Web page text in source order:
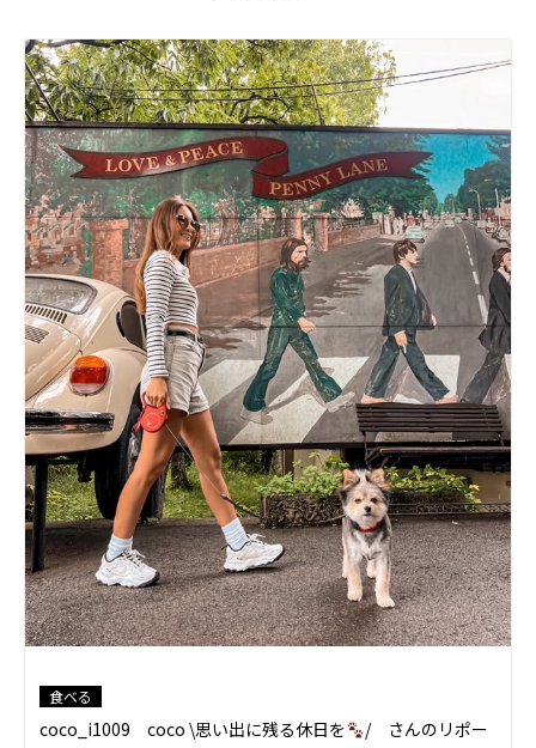
食べる
coco_i1009 coco \思い出に残る休日を
/ さんのリポー